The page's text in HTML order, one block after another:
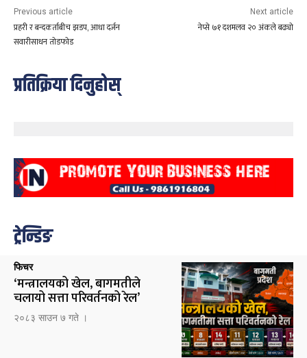
Previous article
प्रहरी र बन्दकर्ताबीच झडप, आधा दर्जन
सवारीसाधन तोडफोड
Next article
नेप्से ७१ दशमलव २० अंकले बढ्याे
प्रतिक्रिया दिनुहोस्
ट्रेन्डिङ
फिचर
‘मन्त्रालयको खेल, बागमतीले
चलायो सत्ता परिवर्तनको रेल’
२०८३ साउन ७ गते ।